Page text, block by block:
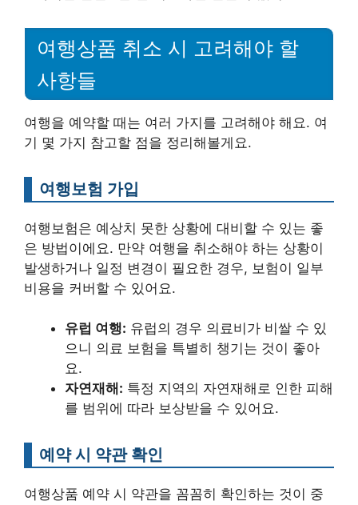
여행상품 취소 시 고려해야 할
사항들
여행을 예약할 때는 여러 가지를 고려해야 해요. 여
기 몇 가지 참고할 점을 정리해볼게요.
여행보험 가입
여행보험은 예상치 못한 상황에 대비할 수 있는 좋
은 방법이에요. 만약 여행을 취소해야 하는 상황이
발생하거나 일정 변경이 필요한 경우, 보험이 일부
비용을 커버할 수 있어요.
유럽 여행: 유럽의 경우 의료비가 비쌀 수 있
으니 의료 보험을 특별히 챙기는 것이 좋아
요.
자연재해: 특정 지역의 자연재해로 인한 피해
를 범위에 따라 보상받을 수 있어요.
예약 시 약관 확인
여행상품 예약 시 약관을 꼼꼼히 확인하는 것이 중